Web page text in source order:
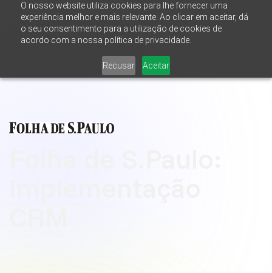
O nosso website utiliza cookies para lhe fornecer uma
experiência melhor e mais relevante. Ao clicar em aceitar, dá
o seu consentimento para a utilização de cookies de
acordo com a nossa política de privacidade.
Recusar Aceitar